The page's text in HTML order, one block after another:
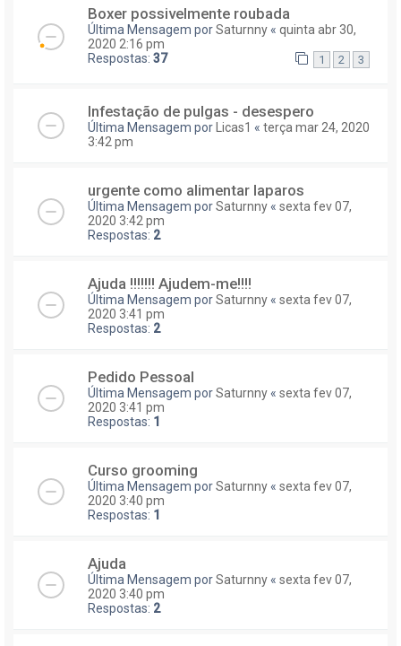
Boxer possivelmente roubada
Última Mensagem porSaturnny « quinta abr 30,
2020 2:16 pm
Respostas: 37 1 2 3
Infestação de pulgas - desespero
Última Mensagem por Licas1 « terça mar 24, 2020
3:42 pm
urgente como alimentar laparos
Última Mensagem porSaturnny « sexta fev 07,
2020 3:42 pm
Respostas: 2
Ajuda !!!!!!! Ajudem-me!!!!
Última Mensagem porSaturnny « sexta fev 07,
2020 3:41 pm
Respostas: 2
Pedido Pessoal
Última Mensagem porSaturnny « sexta fev 07,
2020 3:41 pm
Respostas: 1
Curso grooming
Última Mensagem porSaturnny « sexta fev 07,
2020 3:40 pm
Respostas: 1
Ajuda
Última Mensagem porSaturnny « sexta fev 07,
2020 3:40 pm
Respostas: 2